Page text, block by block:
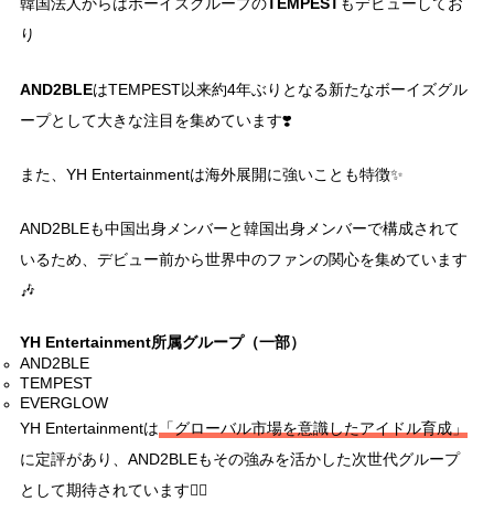
韓国法人からはボーイズグループのTEMPEST
もデビューしてお
り
AND2BLEはTEMPEST以来約4年ぶりとなる新たなボーイズグル
ープとして大きな注目を集めています❣️
また、YH Entertainmentは海外展開に強いことも特徴✨
AND2BLEも中国出身メンバーと韓国出身メンバーで構成されて
いるため、デビュー前から世界中のファンの関心を集めています
🎶
YH Entertainment所属グループ（一部）
AND2BLE
TEMPEST
EVERGLOW
YH Entertainmentは「グローバル市場を意識したアイドル育成」
に定評があり、AND2BLEもその強みを活かした次世代グループ
として期待されています☝🏻